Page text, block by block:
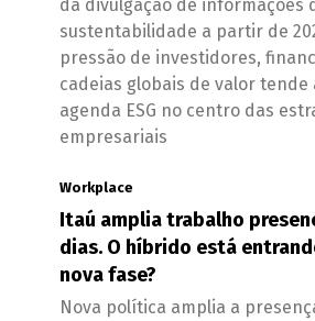
da divulgação de informações
sustentabilidade a partir de
pressão de investidores,
cadeias globais de valor tende
agenda ESG no centro das
empresariais
Workplace
Itaú amplia trabalho
dias. O híbrido está
nova fase?
Nova política amplia a